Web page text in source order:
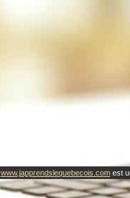
www.japprendslequebecois.comest